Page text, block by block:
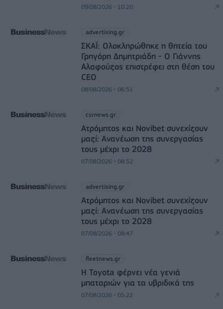
09/08/2026 - 10:20
advertising.gr
ΣΚΑΪ: Ολοκληρώθηκε η θητεία του
Γρηγόρη Δημητριάδη - Ο Γιάννης
Αλαφούζος επιστρέφει στη θέση του
CEO
08/08/2026 - 06:51
csrnews.gr
Ατρόμητος και Novibet συνεχίζουν
μαζί: Ανανέωση της συνεργασίας
τους μέχρι το 2028
07/08/2026 - 08:52
advertising.gr
Ατρόμητος και Novibet συνεχίζουν
μαζί: Ανανέωση της συνεργασίας
τους μέχρι το 2028
07/08/2026 - 08:47
fleetnews.gr
Η Toyota φέρνει νέα γενιά
μπαταριών για τα υβριδικά της
07/08/2026 - 05:22